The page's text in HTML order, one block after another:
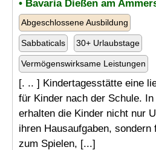
• Bavaria Dießen am
Abgeschlossene Ausbildung
Sabbaticals 30+ Urlaubstage
Vermögenswirksame Leistungen
[. .. ] Kindertagesstätte eine
für Kinder nach der Schule.
erhalten die Kinder nicht nur
ihren Hausaufgaben, sondern
zum Spielen, [...]